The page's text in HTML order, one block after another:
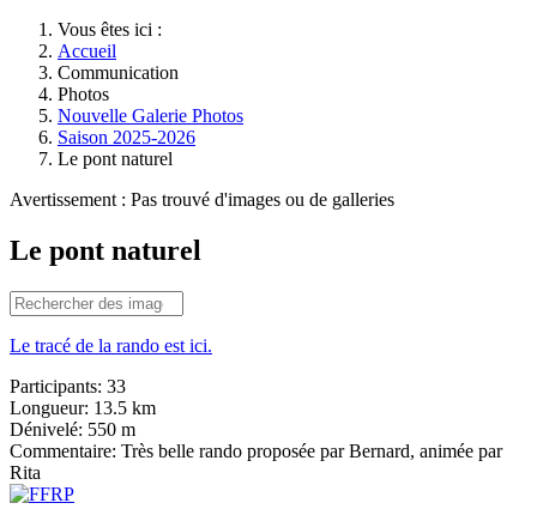
Vous êtes ici :
Accueil
Communication
Photos
Nouvelle Galerie Photos
Saison 2025-2026
Le pont naturel
Avertissement : Pas trouvé d'images ou de galleries
Le pont naturel
Le tracé de la rando est ici.
Participants: 33
Longueur: 13.5 km
Dénivelé: 550 m
Commentaire: Très belle rando proposée par Bernard, animée par
Rita